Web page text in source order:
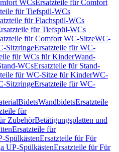
WCsErsatzteile für Comfort
für Tiefspül-WCs
für Flachspül-WCs
für Tiefspül-WCs
für Comfort WC-SitzeWC-
SitzringeErsatzteile für WC-
für WCs für KinderWand-
WCsErsatzteile für Stand-
für WC-Sitze für KinderWC-
SitzringeErsatzteile für WC-
BidetsWandbidetsErsatzteile
für
ZubehörBetätigungsplatten und
Ersatzteile für
SpülkästenErsatzteile für Für
UP-SpülkästenErsatzteile für Für